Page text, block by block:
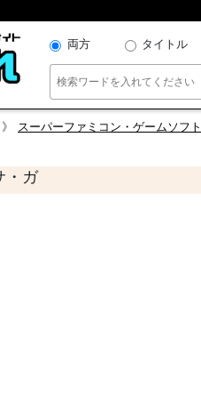
両方 タイトル
スーパーファミコン・ゲームソフ
・ガ